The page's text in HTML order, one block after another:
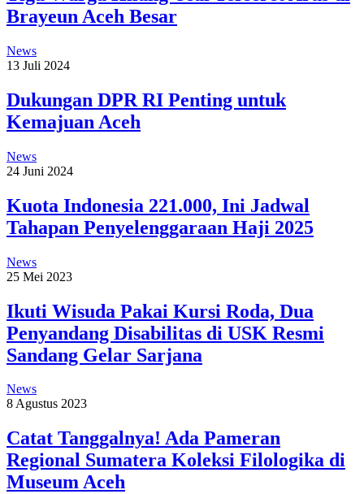
Brayeun Aceh Besar
News
13 Juli 2024
Dukungan DPR RI Penting untuk
Kemajuan Aceh
News
24 Juni 2024
Kuota Indonesia 221.000, Ini Jadwal
Tahapan Penyelenggaraan Haji 2025
News
25 Mei 2023
Ikuti Wisuda Pakai Kursi Roda, Dua
Penyandang Disabilitas di USK Resmi
Sandang Gelar Sarjana
News
8 Agustus 2023
Catat Tanggalnya! Ada Pameran
Regional Sumatera Koleksi Filologika di
Museum Aceh